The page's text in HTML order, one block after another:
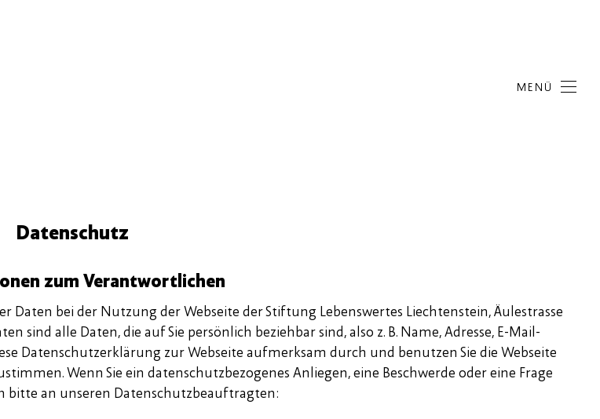
MENÜ
Datenschutz
zum Verantwortlichen
bei der Nutzung der Webseite der Stiftung Lebenswertes Liechtenstein, Äulestrasse
sind alle Daten, die auf Sie persönlich beziehbar sind, also z. B. Name, Adresse, E-Mail-
Datenschutzerklärung zur Webseite aufmerksam durch und benutzen Sie die Webseite
Wenn Sie ein datenschutzbezogenes Anliegen, eine Beschwerde oder eine Frage
bitte an unseren Datenschutzbeauftragten: